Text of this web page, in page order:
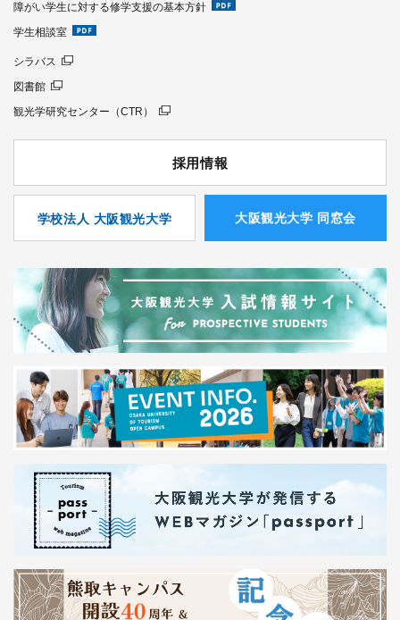
障がい学生に対する修学支援の基本方針
学生相談室
シラバス
図書館
観光学研究センター（CTR）
採用情報
学校法人 大阪観光大学 ⼤阪観光⼤学 同窓会